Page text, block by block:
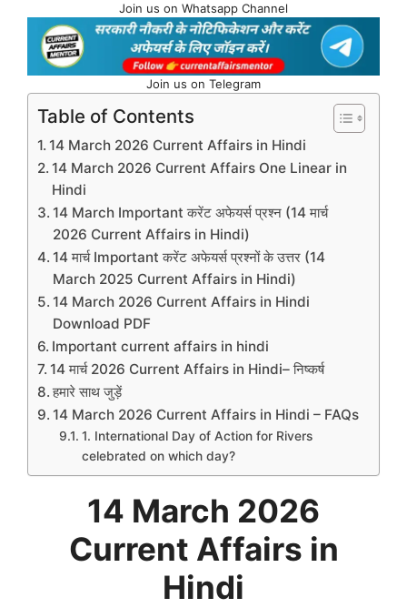
Join us on Whatsapp Channel
Join us on Telegram
Table of Contents
14 March 2026 Current Affairs in Hindi
14 March 2026 Current Affairs One Linear in
Hindi
14 March Important करेंट अफेयर्स प्रश्न (14 मार्च
2026 Current Affairs in Hindi)
14 मार्च Important करेंट अफेयर्स प्रश्नों के उत्तर (14
March 2025 Current Affairs in Hindi)
14 March 2026 Current Affairs in Hindi
Download PDF
Important current affairs in hindi
14 मार्च 2026 Current Affairs in Hindi– निष्कर्ष
हमारे साथ जुड़ें
14 March 2026 Current Affairs in Hindi – FAQs
1. International Day of Action for Rivers
celebrated on which day?
14 March 2026
Current Affairs in
Hindi